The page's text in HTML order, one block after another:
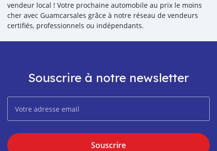
vendeur local ! Votre prochaine automobile au prix le moins
cher avec Guamcarsales grâce à notre réseau de vendeurs
certifiés, professionnels ou indépendants.
Souscrire à notre newsletter
Souscrire